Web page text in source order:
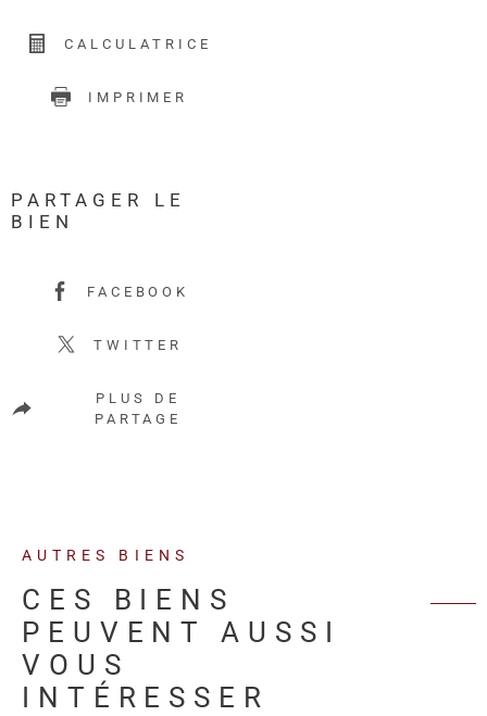
CALCULATRICE
IMPRIMER
PARTAGER LE
BIEN
FACEBOOK
TWITTER
PLUS DE
PARTAGE
AUTRES BIENS
CES BIENS
PEUVENT AUSSI
VOUS
INTÉRESSER